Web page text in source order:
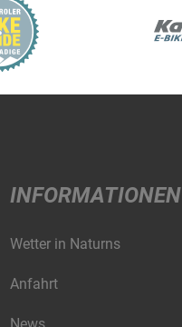
INFORMATIONEN
Wetter in Naturns
Anfahrt